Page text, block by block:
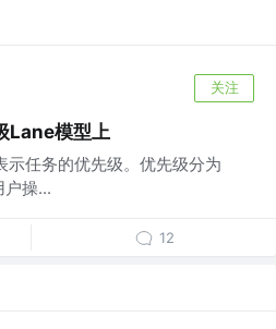
关注
Lane模型上
任务的优先级。优先级分为
操...
12